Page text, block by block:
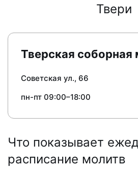
Твери
Тверская соборная
Советская ул., 66
пн-пт 09:00–18:00
Что показывает
расписание молитв